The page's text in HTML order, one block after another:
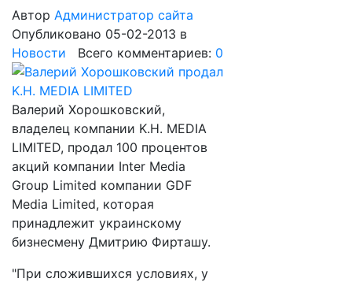
Автор Администратор сайта
Опубликовано 05-02-2013 в
Новости Всего комментариев: 0
Валерий Хорошковский,
владелец компании K.H. MEDIA
LIMITED, продал 100 процентов
акций компании Inter Media
Group Limited компании GDF
Media Limited, которая
принадлежит украинскому
бизнесмену Дмитрию Фирташу.
"При сложившихся условиях, у